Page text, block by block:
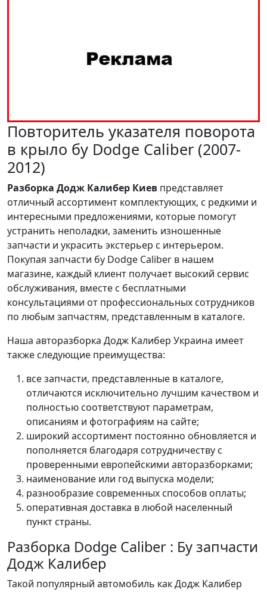
Повторитель указателя поворота
в крыло бу Dodge Caliber (2007-
2012)
Разборка Додж Калибер Киев представляет
отличный ассортимент комплектующих, с редкими и
интересными предложениями, которые помогут
устранить неполадки, заменить изношенные
запчасти и украсить экстерьер с интерьером.
Покупая запчасти бу Dodge Caliber в нашем
магазине, каждый клиент получает высокий сервис
обслуживания, вместе с бесплатными
консультациями от профессиональных сотрудников
по любым запчастям, представленным в каталоге.
Наша авторазборка Додж Калибер Украина имеет
также следующие преимущества:
все запчасти, представленные в каталоге,
отличаются исключительно лучшим качеством и
полностью соответствуют параметрам,
описаниям и фотографиям на сайте;
широкий ассортимент постоянно обновляется и
пополняется благодаря сотрудничеству с
проверенными европейскими авторазборками;
наименование или год выпуска модели;
разнообразие современных способов оплаты;
оперативная доставка в любой населенный
пункт страны.
Разборка Dodge Caliber : Бу запчасти
Додж Калибер
Такой популярный автомобиль как Додж Калибер